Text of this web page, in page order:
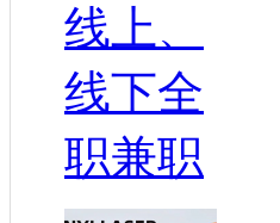
线上、
线下全
职兼职